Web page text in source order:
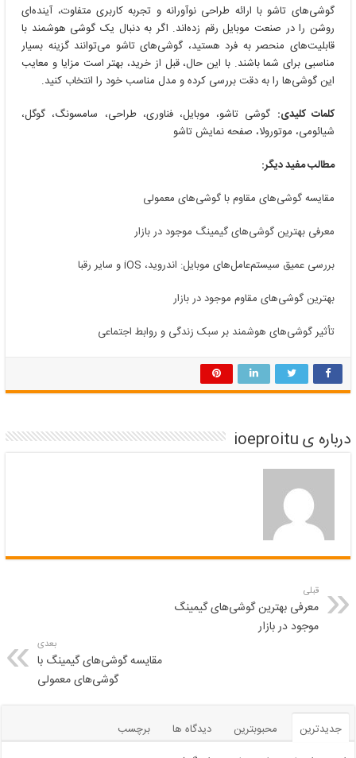
گوشی‌های تاشو با ارائه طراحی نوآورانه و تجربه کاربری متفاوت، آینده‌ای
روشن را در صنعت موبایل رقم زده‌اند. اگر به دنبال یک گوشی هوشمند با
قابلیت‌های منحصر به فرد هستید، گوشی‌های تاشو می‌توانند گزینه بسیار
مناسبی برای شما باشند. با این حال، قبل از خرید، بهتر است مزایا و معایب
این گوشی‌ها را به دقت بررسی کرده و مدل مناسب خود را انتخاب کنید.
کلمات کلیدی: گوشی تاشو، موبایل، فناوری، طراحی، سامسونگ، گوگل،
شیائومی، موتورولا، صفحه نمایش تاشو
مطالب مفید دیگر:
مقایسه گوشی‌های مقاوم با گوشی‌های معمولی
معرفی بهترین گوشی‌های گیمینگ موجود در بازار
بررسی عمیق سیستم‌عامل‌های موبایل: اندروید، iOS و سایر رقبا
بهترین گوشی‌های مقاوم موجود در بازار
تأثیر گوشی‌های هوشمند بر سبک زندگی و روابط اجتماعی
درباره ی ioeproitu
قبلی
معرفی بهترین گوشی‌های گیمینگ
موجود در بازار
بعدی
مقایسه گوشی‌های گیمینگ با
گوشی‌های معمولی
جدیدترین محبوبترین دیدگاه ها
برچسب